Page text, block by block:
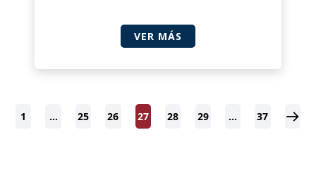
VER MÁS
1 … 25 26 27 28 29 … 37